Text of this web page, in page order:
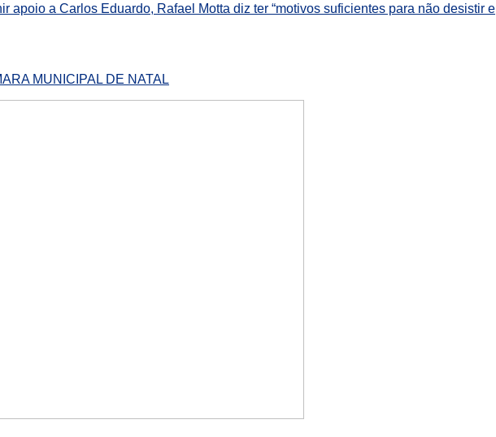
apoio a Carlos Eduardo, Rafael Motta diz ter “motivos suficientes para não desistir e
MUNICIPAL DE NATAL